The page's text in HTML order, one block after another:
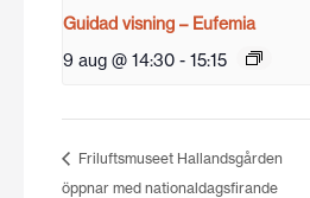
Guidad visning – Eufemia
9 aug @ 14:30 - 15:15
Friluftsmuseet Hallandsgården
öppnar med nationaldagsfirande